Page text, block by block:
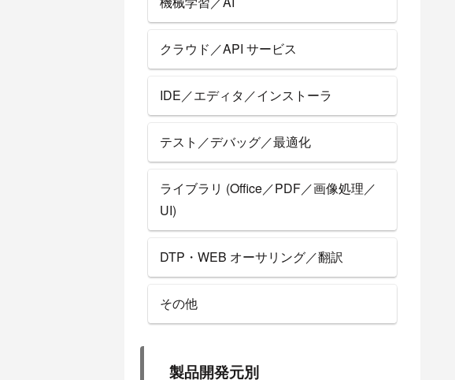
クラウド／API サービス
IDE／エディタ／インストーラ
テスト／デバッグ／最適化
ライブラリ (Office／PDF／画像処理／
UI)
DTP・WEB オーサリング／翻訳
その他
製品開発元別